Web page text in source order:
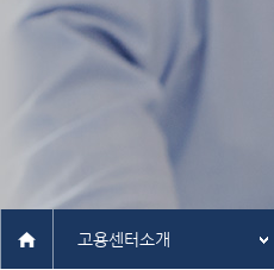
고용센터소개